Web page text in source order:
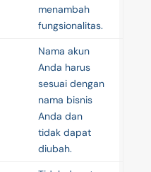
menambah
fungsionalitas.
Nama akun
Anda harus
sesuai dengan
nama bisnis
Anda dan
tidak dapat
diubah.